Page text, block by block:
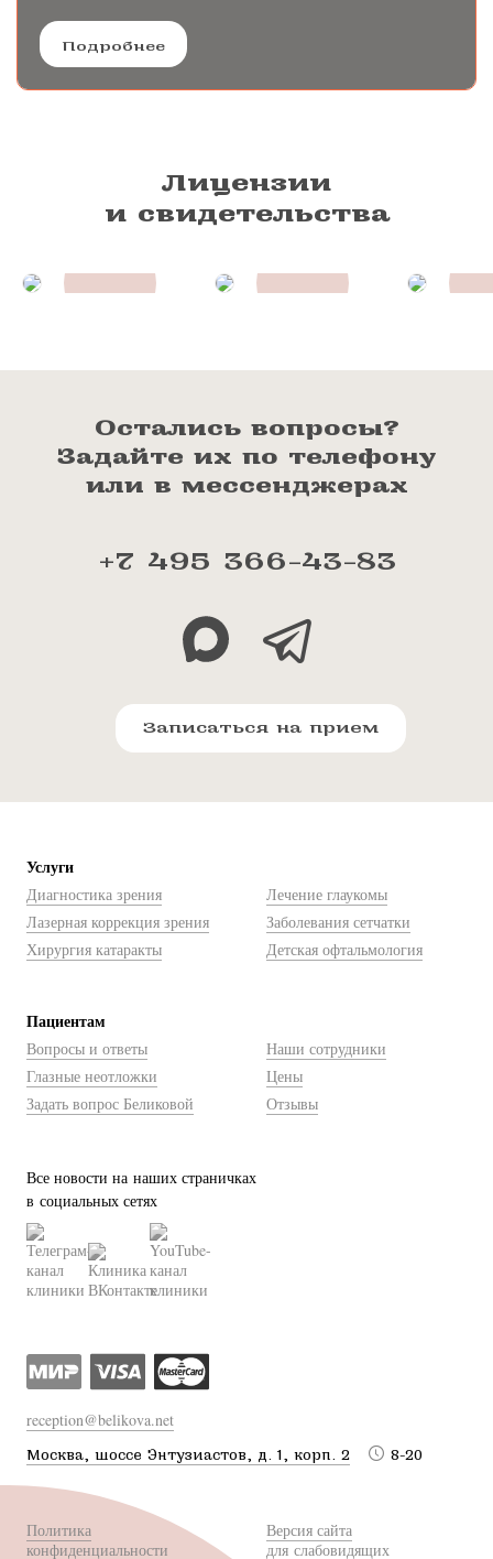
Подробнее
Лицензии
и свидетельства
Остались вопросы?
Задайте их по телефону
или в мессенджерах
+7 495 366-43-83
Записаться на прием
Услуги
Диагностика зрения
Лазерная коррекция зрения
Хирургия катаракты
Лечение глаукомы
Заболевания сетчатки
Детская офтальмология
Пациентам
Вопросы и ответы
Глазные неотложки
Задать вопрос Беликовой
Наши сотрудники
Цены
Отзывы
Все новости на наших страничках
в социальных сетях
reception@belikova.net
Москва, шоссе Энтузиастов, д. 1, корп. 2 8-20
Политика
конфиденциальности
Версия сайта
для слабовидящих